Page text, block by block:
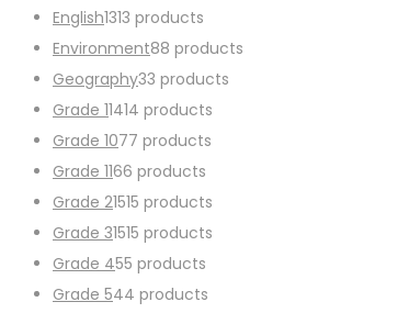
English1313 products
Environment88 products
Geography33 products
Grade 11414 products
Grade 1077 products
Grade 1166 products
Grade 21515 products
Grade 31515 products
Grade 455 products
Grade 544 products